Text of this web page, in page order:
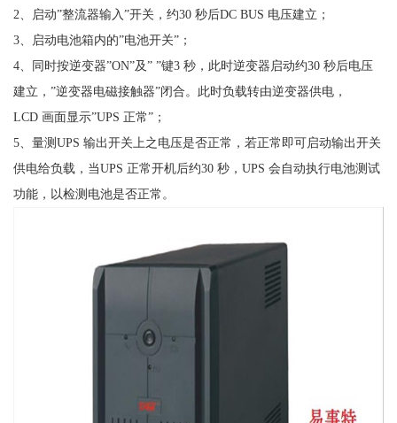
2、启动”整流器输入”开关，约30 秒后DC BUS 电压建立；
3、启动电池箱内的”电池开关”；
4、同时按逆变器”ON”及” ”键3 秒，此时逆变器启动约30 秒后电压
建立，”逆变器电磁接触器”闭合。此时负载转由逆变器供电，
LCD 画面显示”UPS 正常”；
5、量测UPS 输出开关上之电压是否正常，若正常即可启动输出开关
供电给负载，当UPS 正常开机后约30 秒，UPS 会自动执行电池测试
功能，以检测电池是否正常。